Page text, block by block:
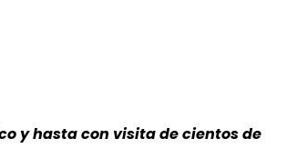
y hasta con visita de cientos de